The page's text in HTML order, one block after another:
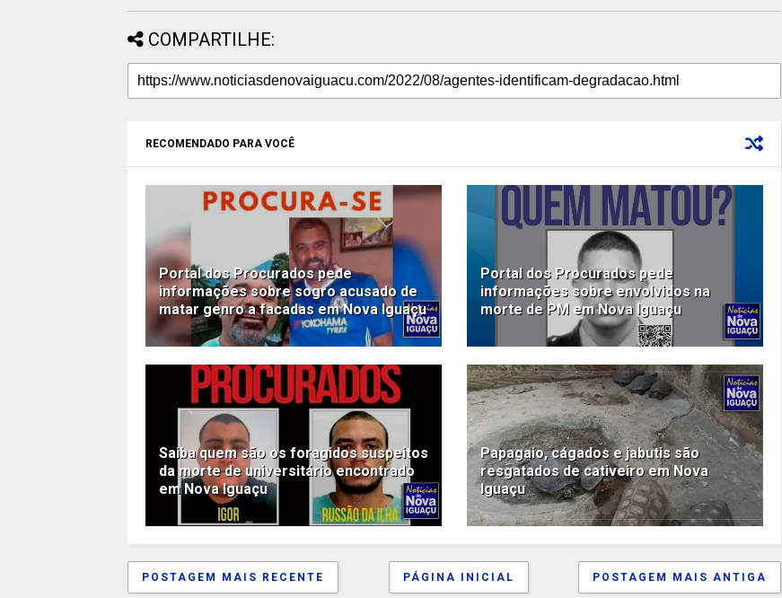
COMPARTILHE:
RECOMENDADO PARA VOCÊ
Portal dos Procurados pede
informações sobre sogro acusado de
matar genro a facadas em Nova Iguaçu
Portal dos Procurados pede
informações sobre envolvidos na
morte de PM em Nova Iguaçu
Saiba quem são os foragidos suspeitos
da morte de universitário encontrado
em Nova Iguaçu
Papagaio, cágados e jabutis são
resgatados de cativeiro em Nova
Iguaçu
POSTAGEM MAIS RECENTE POSTAGEM MAIS ANTIGA
PÁGINA INICIAL